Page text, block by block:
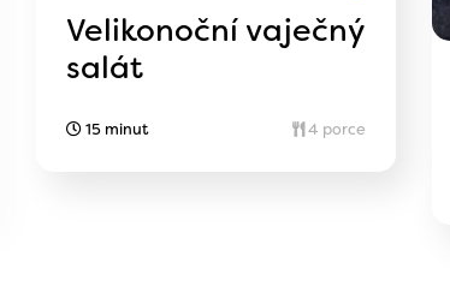
Velikonoční vaječný
salát
15 minut 4 porce